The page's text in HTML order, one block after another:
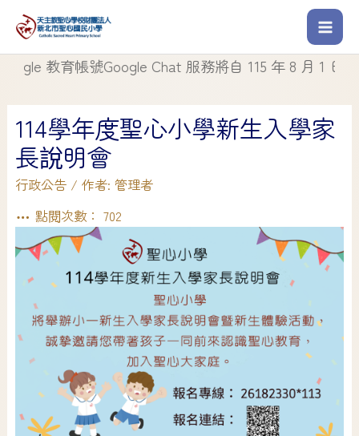
教育帳號Google Chat 服務將自 115 年 8 月 1 日起停
114學年度聖心小學新生入學家
長說明會
行政公告/ 作者: 管理者
點閱次數： 702